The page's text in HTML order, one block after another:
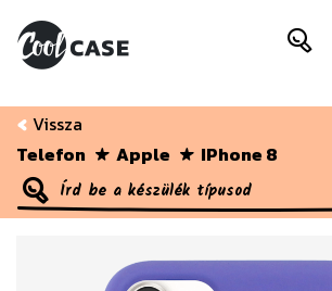
Vissza
Telefon
Apple IPhone 8